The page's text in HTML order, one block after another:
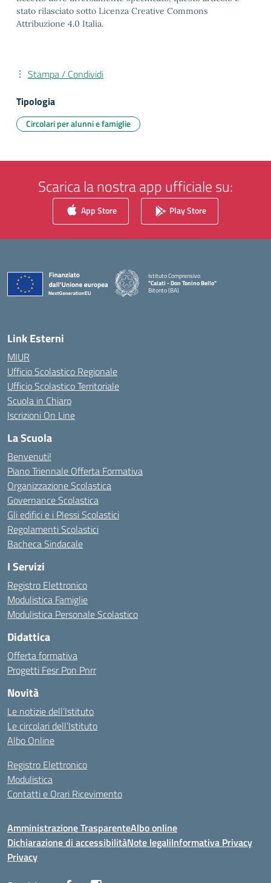
stato rilasciato sotto Licenza Creative Commons
Attribuzione 4.0 Italia.
Stampa / Condividi
Tipologia
Circolari per alunni e famiglie
Scarica la nostra app ufficiale su:
App Store Play Store
Istituto Comprensivo
"Caiati - Don Tonino Bello"
Bitonto (BA)
Link Esterni
MIUR
Ufficio Scolastico Regionale
Ufficio Scolastico Territoriale
Scuola in Chiaro
Iscrizioni On Line
La Scuola
Benvenuti!
Piano Triennale Offerta Formativa
Organizzazione Scolastica
Governance Scolastica
Gli edifici e i Plessi Scolastici
Regolamenti Scolastici
Bacheca Sindacale
I Servizi
Registro Elettronico
Modulistica Famiglie
Modulistica Personale Scolastico
Didattica
Offerta formativa
Progetti Fesr Pon Pnrr
Novità
Le notizie dell’Istituto
Le circolari dell’Istituto
Albo Online
Registro Elettronico
Modulistica
Contatti e Orari Ricevimento
Amministrazione TrasparenteAlbo online
Dichiarazione di accessibilitàNote legaliInformativa Privacy
Privacy